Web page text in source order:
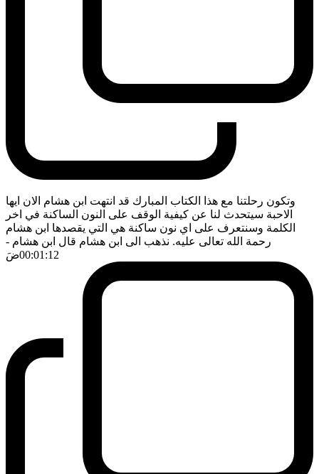
وتكون رحلتنا مع هذا الكتاب المبارك قد انتهت ابن هشام الان ايها
الاحبة سيتحدث لنا عن كيفية الوقف على النون الساكنة في اخر
الكلمة وسنتعرف على اي نون ساكنة هي التي يقصدها ابن هشام
رحمة الله تعالى عليه. نذهب الى ابن هشام قال ابن هشام -
00:01:12ضَ